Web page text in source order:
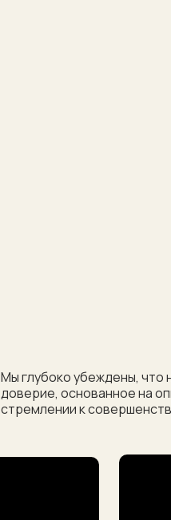
Мы глубоко убеждены, что
доверие, основанное на
стремлении к